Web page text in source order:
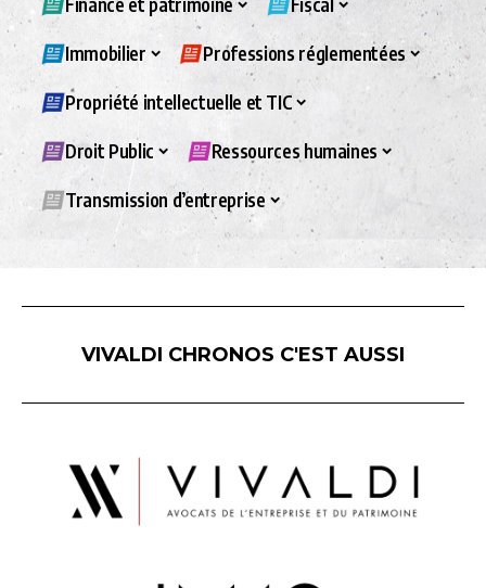
Immobilier Professions réglementées
Propriété intellectuelle et TIC
Droit Public Ressources humaines
Transmission d’entreprise
VIVALDI CHRONOS C'EST AUSSI